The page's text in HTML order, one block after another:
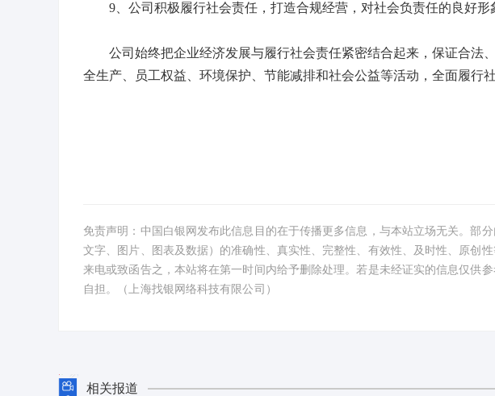
9、公司积极履行社会责任，打造合规经营，对社会负责任的良好形
公司始终把企业经济发展与履行社会责任紧密结合起来，保证合法
全生产、员工权益、环境保护、节能减排和社会公益等活动，全面履行
免责声明：中国白银网发布此信息目的在于传播更多信息，与本站立场无关。部
文字、图片、图表及数据）的准确性、真实性、完整性、有效性、及时性、原创
来电或致函告之，本站将在第一时间内给予删除处理。若是未经证实的信息仅供
自担。（上海找银网络科技有限公司）
相关报道